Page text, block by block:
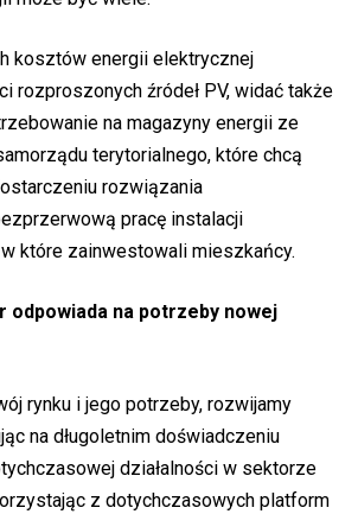
kosztów energii elektrycznej
rozproszonych źródeł PV, widać także
na magazyny energii ze
terytorialnego, które chcą
rozwiązania
pracę instalacji
które zainwestowali mieszkańcy.
odpowiada na potrzeby nowej
rynku i jego potrzeby, rozwijamy
na długoletnim doświadczeniu
działalności w sektorze
z dotychczasowych platform